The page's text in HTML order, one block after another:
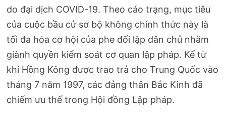
do đại dịch COVID-19. Theo cáo trạng, mục tiêu
của cuộc bầu cử sơ bộ không chính thức này là
tối đa hóa cơ hội của phe đối lập dân chủ nhằm
giành quyền kiểm soát cơ quan lập pháp. Kể từ
khi Hồng Kông được trao trả cho Trung Quốc vào
tháng 7 năm 1997, các đảng thân Bắc Kinh đã
chiếm ưu thế trong Hội đồng Lập pháp.